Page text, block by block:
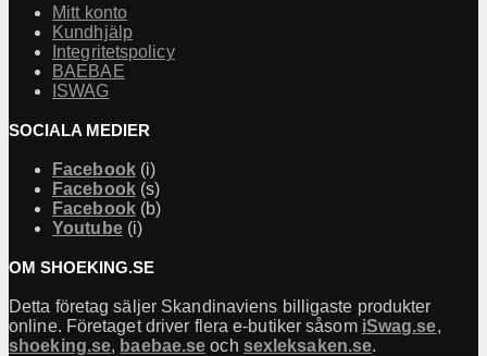
Mitt konto
Kundhjälp
Integritetspolicy
BAEBAE
ISWAG
SOCIALA MEDIER
Facebook(i)
Facebook(s)
Facebook(b)
Youtube(i)
OM SHOEKING.SE
Detta företag säljer Skandinaviens billigaste produkter
online. Företaget driver flera e-butiker såsom iSwag.se,
shoeking.se, baebae.se och sexleksaken.se.